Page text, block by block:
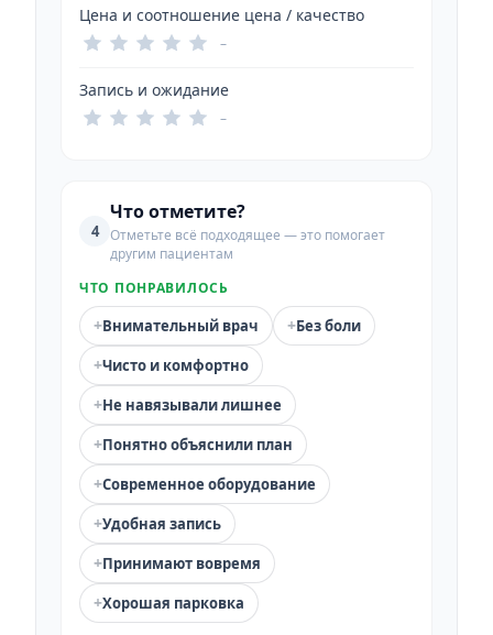
Цена и соотношение цена / качество
–
Запись и ожидание
–
4
Что отметите?
Отметьте всё подходящее — это помогает
другим пациентам
ЧТО ПОНРАВИЛОСЬ
+Внимательный врач +Без боли
+Чисто и комфортно
+Не навязывали лишнее
+Понятно объяснили план
+Современное оборудование
+Удобная запись
+Принимают вовремя
+Хорошая парковка